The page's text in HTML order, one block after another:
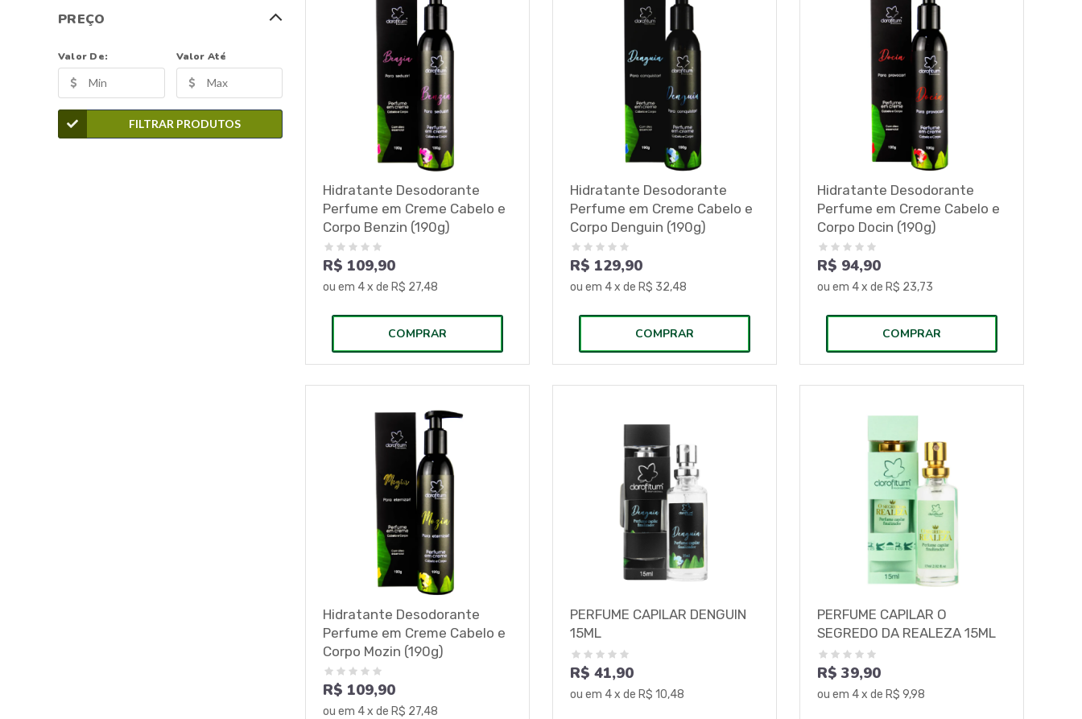
PREÇO
Valor De: Valor Até
FILTRAR PRODUTOS
Hidratante Desodorante
Perfume em Creme Cabelo e
Corpo Benzin (190g)
R$ 109,90
ou em 4x de R$ 27,48
COMPRAR
Hidratante Desodorante
Perfume em Creme Cabelo e
Corpo Denguin (190g)
R$ 129,90
ou em 4x de R$ 32,48
COMPRAR
Hidratante Desodorante
Perfume em Creme Cabelo e
Corpo Docin (190g)
R$ 94,90
ou em 4x de R$ 23,73
COMPRAR
Hidratante Desodorante
Perfume em Creme Cabelo e
Corpo Mozin (190g)
R$ 109,90
ou em 4x de R$ 27,48
PERFUME CAPILAR DENGUIN
15ML
R$ 41,90
ou em 4x de R$ 10,48
PERFUME CAPILAR O
SEGREDO DA REALEZA 15ML
R$ 39,90
ou em 4x de R$ 9,98